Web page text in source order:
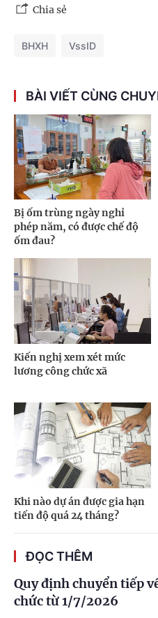
Chia sẻ
BHXH VssID
BÀI VIẾT CÙNG
Bị ốm trùng ngày nghỉ
phép năm, có được chế độ
ốm đau?
Kiến nghị xem xét mức
lương công chức xã
Khi nào dự án được gia hạn
tiến độ quá 24 tháng?
ĐỌC THÊM
Quy định chuyển tiếp
chức từ 1/7/2026